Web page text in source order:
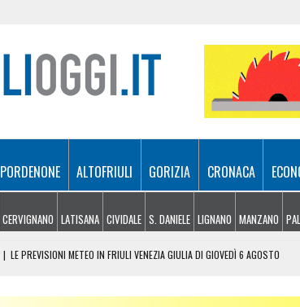
PORDENONE ALTOFRIULI GORIZIA CRONACA
CERVIGNANO LATISANA CIVIDALE S. DANIELE LIGNANO MANZANO
| LE PREVISIONI METEO IN FRIULI VENEZIA GIULIA DI GIOVEDÌ 6 AGOSTO